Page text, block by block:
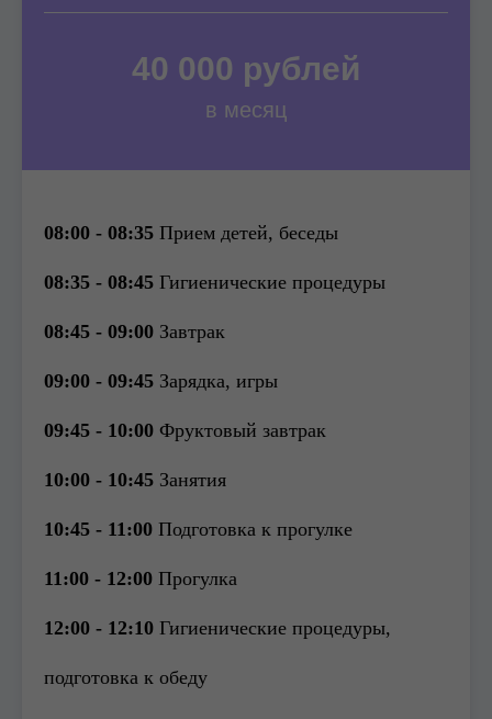
40 000 рублей
в месяц
08:00 - 08:35 Прием детей, беседы
08:35 - 08:45 Гигиенические процедуры
08:45 - 09:00 Завтрак
09:00 - 09:45 Зарядка, игры
09:45 - 10:00 Фруктовый завтрак
10:00 - 10:45 Занятия
10:45 - 11:00 Подготовка к прогулке
11:00 - 12:00 Прогулка
12:00 - 12:10 Гигиенические процедуры,
подготовка к обеду